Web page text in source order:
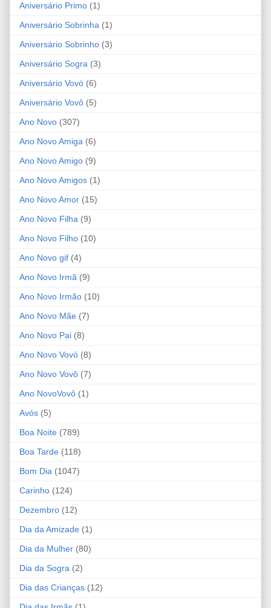
Aniversário Primo (1)
Aniversário Sobrinha (1)
Aniversário Sobrinho (3)
Aniversário Sogra (3)
Aniversário Vovó (6)
Aniversário Vovô (5)
Ano Novo (307)
Ano Novo Amiga (6)
Ano Novo Amigo (9)
Ano Novo Amigos (1)
Ano Novo Amor (15)
Ano Novo Filha (9)
Ano Novo Filho (10)
Ano Novo gif (4)
Ano Novo Irmã (9)
Ano Novo Irmão (10)
Ano Novo Mãe (7)
Ano Novo Pai (8)
Ano Novo Vovó (8)
Ano Novo Vovô (7)
Ano NovoVovô (1)
Avós (5)
Boa Noite (789)
Boa Tarde (118)
Bom Dia (1047)
Carinho (124)
Dezembro (12)
Dia da Amizade (1)
Dia da Mulher (80)
Dia da Sogra (2)
Dia das Crianças (12)